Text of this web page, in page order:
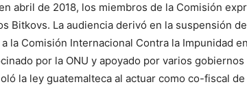
abril de 2018, los miembros de la Comisión
Bitkovs. La audiencia derivó en la suspensión
la Comisión Internacional Contra la Impunidad
por la ONU y apoyado por varios
la ley guatemalteca al actuar como co-fiscal